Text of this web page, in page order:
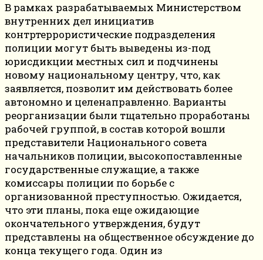
В рамках разрабатываемых Министерством
внутренних дел инициатив
контртеррористические подразделения
полиции могут быть выведены из-под
юрисдикции местных сил и подчинены
новому национальному центру, что, как
заявляется, позволит им действовать более
автономно и целенаправленно. Варианты
реорганизации были тщательно проработаны
рабочей группой, в состав которой вошли
представители Национального совета
начальников полиции, высокопоставленные
государственные служащие, а также
комиссары полиции по борьбе с
организованной преступностью. Ожидается,
что эти планы, пока еще ожидающие
окончательного утверждения, будут
представлены на общественное обсуждение до
конца текущего года. Один из